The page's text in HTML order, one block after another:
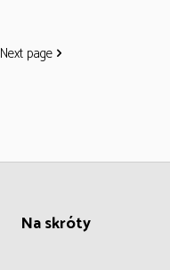
Next page
Na skróty